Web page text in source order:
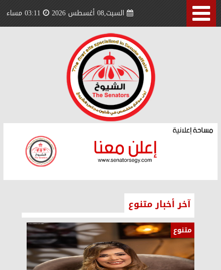
السبت,08 أغسطس 2026 03:11 مساء
آخر أخبار متنوع
متنوع